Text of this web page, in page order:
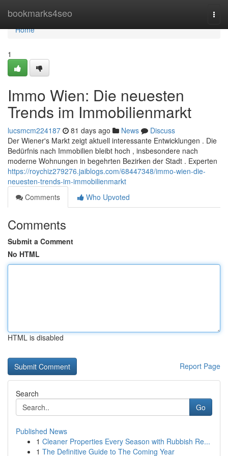
bookmarks4seo
Home
Home
1
Immo Wien: Die neuesten
Trends im Immobilienmarkt
lucsmcm224187 81 days ago News
Discuss
Der Wiener's Markt zeigt aktuell interessante Entwicklungen . Die
Bedürfnis nach Immobilien bleibt hoch , insbesondere nach
moderne Wohnungen in begehrten Bezirken der Stadt . Experten
https://roychiz279276.jaiblogs.com/68447348/immo-wien-die-
neuesten-trends-im-immobilienmarkt
Comments
Who Upvoted
Comments
Submit a Comment
No HTML
HTML is disabled
Report Page
Search
Go
Published News
1 Cleaner Properties Every Season with Rubbish Re...
1 The Definitive Guide to The Coming Year